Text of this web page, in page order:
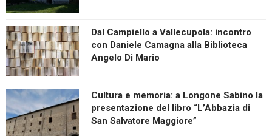
Dal Campiello a Vallecupola: incontro
con Daniele Camagna alla Biblioteca
Angelo Di Mario
Cultura e memoria: a Longone Sabino la
presentazione del libro “L’Abbazia di
San Salvatore Maggiore”